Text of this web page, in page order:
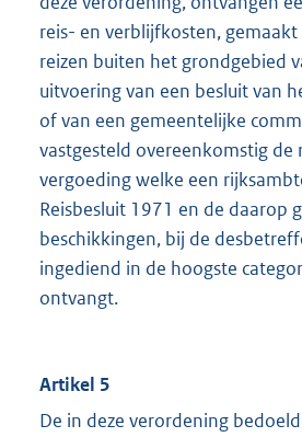
reis- en verblijfkosten,
reizen buiten het grondgebied
uitvoering van een besluit van
of van een gemeentelijke
vastgesteld overeenkomstig de
vergoeding welke een
Reisbesluit 1971 en de daarop
beschikkingen, bij de
ingediend in de hoogste
ontvangt.
Artikel 5
De in deze verordening